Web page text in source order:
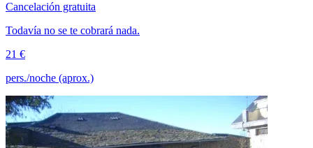
Cancelación gratuita
Todavía no se te cobrará nada.
21 €
pers./noche (aprox.)